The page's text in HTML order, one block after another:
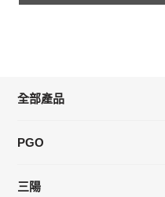
全部產品
PGO
三陽